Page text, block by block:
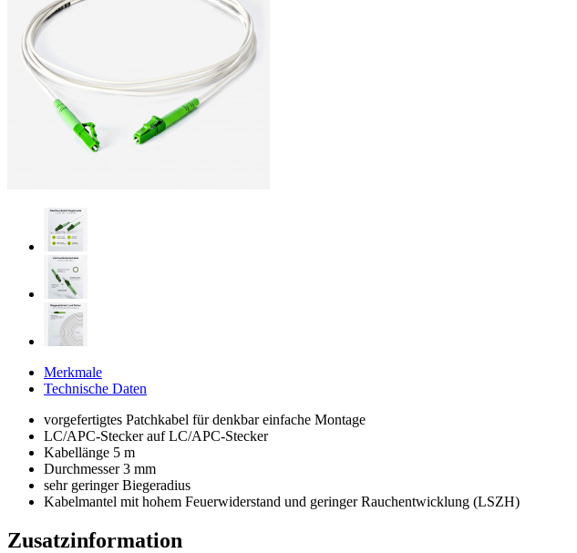
Merkmale
Technische Daten
vorgefertigtes Patchkabel für denkbar einfache Montage
LC/APC-Stecker auf LC/APC-Stecker
Kabellänge 5 m
Durchmesser 3 mm
sehr geringer Biegeradius
Kabelmantel mit hohem Feuerwiderstand und geringer Rauchentwicklung (LSZH)
Zusatzinformation